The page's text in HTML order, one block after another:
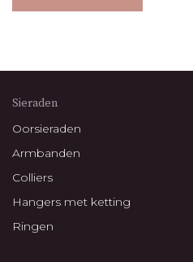
Sieraden
Oorsieraden
Armbanden
Colliers
Hangers met ketting
Ringen